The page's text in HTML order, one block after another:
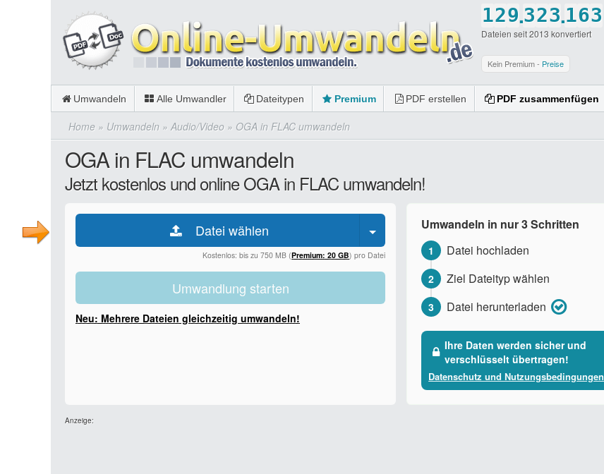
1
2
3
4
5
6
0
2
3
4
5
6
7
9
0
.3
4
5
6
7
8
2
3
4
5
6
7
3
4
5
6
7
8
.1
2
3
4
5
6
0
6
7
9
0
3
4
6
7
8
Dateien seit 2013 konvertiert
Kein Premium - Preise
Umwandeln Alle Umwandler Dateitypen Premium PDF erstellen PDF zusammenfügen
Home » Umwandeln » Audio/Video » OGA in FLAC umwandeln
OGA in FLAC umwandeln
Jetzt kostenlos und online OGA in FLAC umwandeln!
Datei wählen
Kostenlos: bis zu 750 MB (Premium: 20 GB) pro Datei
Umwandlung starten
Neu: Mehrere Dateien gleichzeitig umwandeln!
Umwandeln in nur 3 Schritten
1 Datei hochladen
2 Ziel Dateityp wählen
3 Datei herunterladen
Ihre Daten werden sicher und
verschlüsselt übertragen!
Datenschutz und Nutzungsbedingungen
Anzeige: